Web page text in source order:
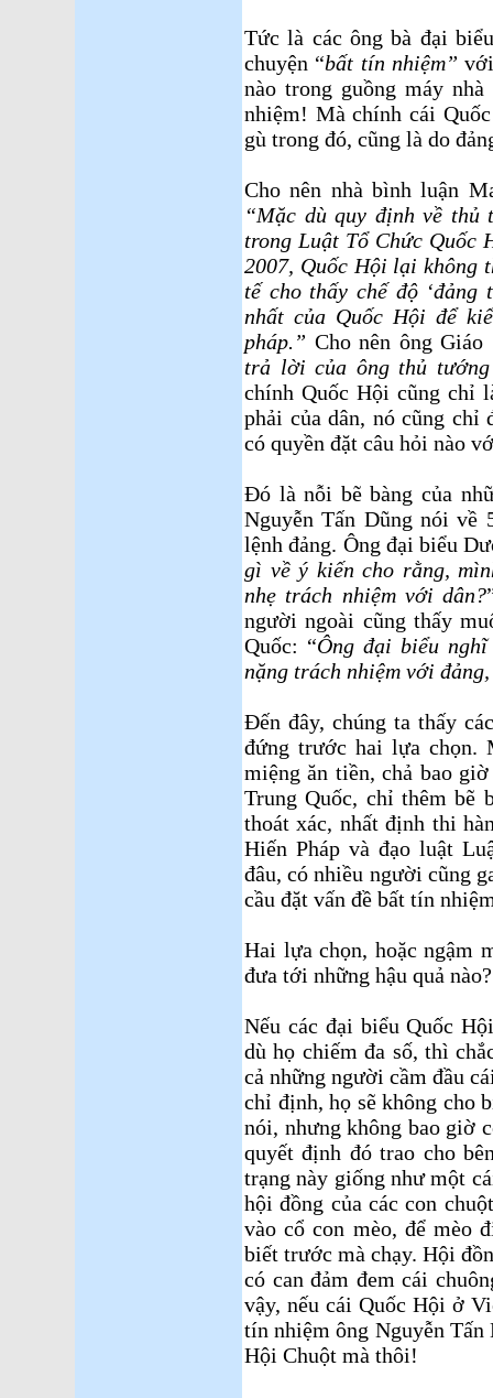
Tức là các ông bà đại
chuyện “bất tín nhiệm”
nào trong guồng máy
nhiệm! Mà chính cái
gù trong đó, cũng là do
Cho nên nhà bình luận
“Mặc dù quy định về thủ
trong Luật Tổ Chức Quốc
2007, Quốc Hội lại không
tế cho thấy chế độ
nhất của Quốc Hội để
pháp.” Cho nên ông
trả lời của ông thủ
chính Quốc Hội cũng chỉ
phải của dân, nó cũng chỉ
có quyền đặt câu hỏi nào
Ðó là nỗi bẽ bàng của
Nguyễn Tấn Dũng nói về
lệnh đảng. Ông đại biểu
gì về ý kiến cho rằng,
nhẹ trách nhiệm với dân?
người ngoài cũng thấy
Quốc: “Ông đại biểu
nặng trách nhiệm với
Ðến đây, chúng ta thấy
đứng trước hai lựa chọn.
miệng ăn tiền, chả bao
Trung Quốc, chỉ thêm bẽ
thoát xác, nhất định thi
Hiến Pháp và đạo luật
đâu, có nhiều người cũng
cầu đặt vấn đề bất tín
Hai lựa chọn, hoặc ngậm
đưa tới những hậu quả nào?
Nếu các đại biểu Quốc
dù họ chiếm đa số, thì
cả những người cầm đầu
chỉ định, họ sẽ không cho
nói, nhưng không bao giờ
quyết định đó trao cho
trạng này giống như một
hội đồng của các con
vào cổ con mèo, để mèo
biết trước mà chạy. Hội
có can đảm đem cái
vậy, nếu cái Quốc Hội ở
tín nhiệm ông Nguyễn
Hội Chuột mà thôi!